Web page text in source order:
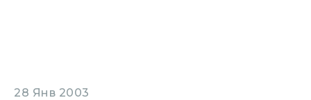
28 Янв 2003